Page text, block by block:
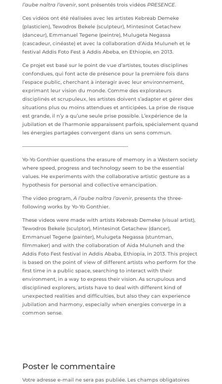
l’aube naîtra l’avenir, sont présentés trois vidéos PRESENCE.
Ces vidéos ont été réalisées avec les artistes Kebreab Demeke
(plasticien), Tewodros Bekele (sculpteur), Mintesinot Getachew
(danceur), Emmanuel Tegene (peintre), Mulugeta Negassa
(cascadeur, cinéaste) et avec la collaboration d’Aida Muluneh et le
festival Addis Foto Fest à Addis Abeba, en Ethiopie, en 2013.
Ce projet est basé sur le point de vue d’artistes, toutes disciplines
confondues, qui font acte de présence pour la première fois dans
l’espace public, cherchant à interagir avec leur environnement,
exprimant leur vision du monde. Comme des explorateurs
disciplinés et scrupuleux, les artistes doivent s’adapter et gérer des
situations plus ou moins attendues et anticipées. La prise de risque
est grande, il n’y a qu’une seule prise possible. L’expérience de la
jubilation et de l’harmonie apparaissent parfois, spécialement quand
les énergies partagées convergent dans un sens commun.
—————————————————————-
Yo-Yo Gonthier questions the erasure of memory in a Western society
where speed, progress and technology seem to be the essential
values. He experiments with the collaborative artistic gesture as a
hypothesis for personal and collective emancipation.
The video program,A l’aube naîtra l’avenir, presents the three-
following works by Yo-Yo Gonthier.
These videos were made with artists Kebreab Demeke (visual artist),
Tewodros Bekele (sculptor), Mintesinot Getachew (dancer),
Emmanuel Tegene (painter), Mulugeta Negassa (stuntman,
filmmaker) and with the collaboration of Aida Muluneh and the
Addis Foto Fest festival in Addis Ababa, Ethiopia, in 2013. This project
is based on the point of view of different artists who perform for the
first time in a public space, searching to interact with their
environment, in a way to express their vision. As scrupulous and
disciplined explorers, artists have to deal with different kind of
unexpected realities and difficulties, but also they can experience
jubilation and harmony, especially when energies converge in a
common sense.
Poster le commentaire
Votre adresse e-mail ne sera pas publiée. Les champs obligatoires